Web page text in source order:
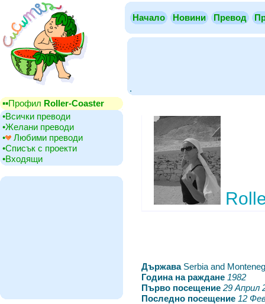
Начало Новини Превод
.
▪▪‎Профил Roller-Coaster
•‎Всички преводи
•‎Желани преводи
•‎
Любими преводи
•‎Списък с проекти
•‎Входящи
Държава‎Serbia and
Година на раждане 1982
Първо посещение 29 Април
Последно посещение 12